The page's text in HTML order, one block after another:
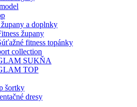
župany a doplnky
župany
fitness topánky
collection
SUKŇA
TOP
šortky
dresy